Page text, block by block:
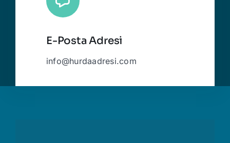
E-Posta Adresi
info@hurdaadresi.com